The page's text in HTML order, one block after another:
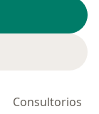
Consultorios